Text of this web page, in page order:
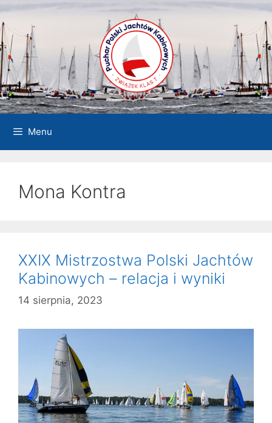
Przejdź
do
treści
Menu
Mona Kontra
XXIX Mistrzostwa Polski Jachtów
Kabinowych – relacja i wyniki
14 sierpnia, 2023